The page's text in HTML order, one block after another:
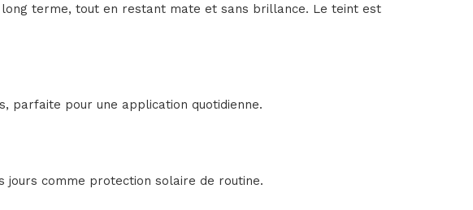
terme, tout en restant mate et sans brillance. Le teint est
parfaite pour une application quotidienne.
jours comme protection solaire de routine.